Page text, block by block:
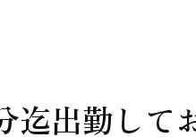
迄出勤して